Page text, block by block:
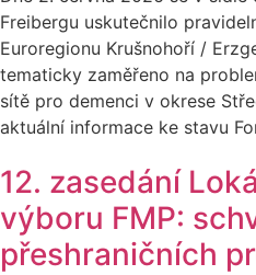
Freibergu uskutečnilo
Euroregionu Krušnohoří /
tematicky zaměřeno na
sítě pro demenci v okrese
aktuální informace ke stavu
12. zasedání
výboru FMP:
přeshraničních